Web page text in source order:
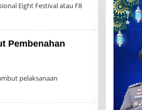
Eight Festival atau F8
Pembenahan
pelaksanaan